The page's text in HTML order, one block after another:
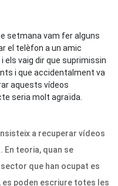
setmana vam fer alguns
el telèfon a un amic
els vaig dir que suprimissin
i que accidentalment va
aquests vídeos
seria molt agraïda.
a recuperar vídeos
En teoria, quan se
que han ocupat es
es poden escriure totes les